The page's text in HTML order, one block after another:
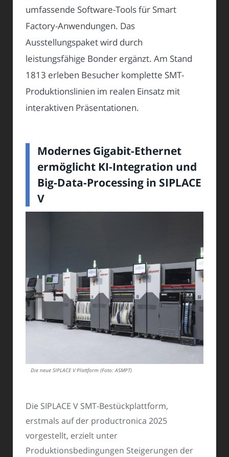
umfassende Software-Tools für Smart
Factory-Anwendungen. Das
Ausstellungspaket wird durch
leistungsfähige Bonder ergänzt. Am Stand
1813 erleben Besucher komplette SMT-
Produktionslinien im realen Einsatz mit
interaktiven Präsentationen.
Modernes Gigabit-Ethernet
ermöglicht KI-Integration und
Big-Data-Processing in SIPLACE
V
Die neue SIPLACE V Plattform (Foto: ASMPT)
Die SIPLACE V SMT-Bestückplattform,
erstmals auf der productronica 2025
vorgestellt, erzielt unter
Produktionsbedingungen Steigerungen der